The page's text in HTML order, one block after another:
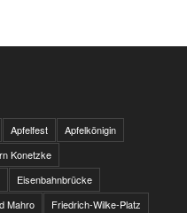
Apfelfest
Apfelkönigin
Konetzke
Eisenbahnbrücke
Mahro
Friedrich-Wilke-Platz